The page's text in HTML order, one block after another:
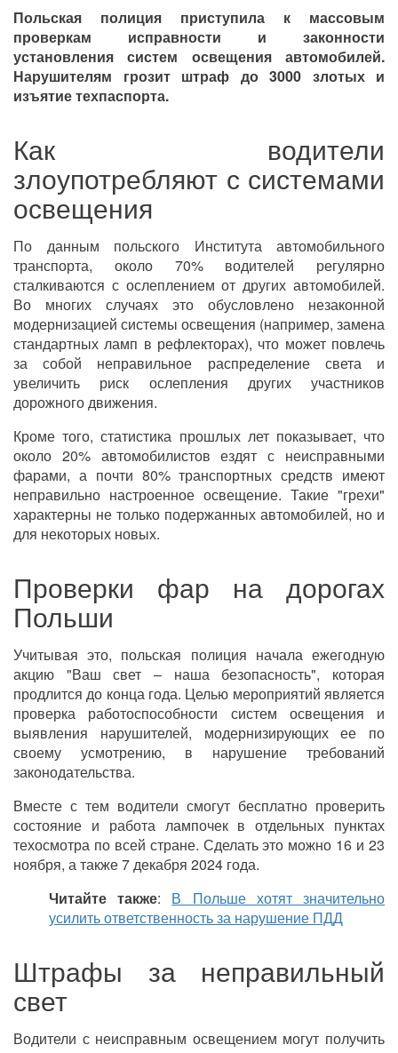
Польская полиция приступила к массовым
проверкам исправности и законности
установления систем освещения автомобилей.
Нарушителям грозит штраф до 3000 злотых и
изъятие техпаспорта.
Как водители
злоупотребляют с системами
освещения
По данным польского Института автомобильного
транспорта, около 70% водителей регулярно
сталкиваются с ослеплением от других автомобилей.
Во многих случаях это обусловлено незаконной
модернизацией системы освещения (например, замена
стандартных ламп в рефлекторах), что может повлечь
за собой неправильное распределение света и
увеличить риск ослепления других участников
дорожного движения.
Кроме того, статистика прошлых лет показывает, что
около 20% автомобилистов ездят с неисправными
фарами, а почти 80% транспортных средств имеют
неправильно настроенное освещение. Такие "грехи"
характерны не только подержанных автомобилей, но и
для некоторых новых.
Проверки фар на дорогах
Польши
Учитывая это, польская полиция начала ежегодную
акцию "Ваш свет – наша безопасность", которая
продлится до конца года. Целью мероприятий является
проверка работоспособности систем освещения и
выявления нарушителей, модернизирующих ее по
своему усмотрению, в нарушение требований
законодательства.
Вместе с тем водители смогут бесплатно проверить
состояние и работа лампочек в отдельных пунктах
техосмотра по всей стране. Сделать это можно 16 и 23
ноября, а также 7 декабря 2024 года.
Читайте также: В Польше хотят значительно
усилить ответственность за нарушение ПДД
Штрафы за неправильный
свет
Водители с неисправным освещением могут получить